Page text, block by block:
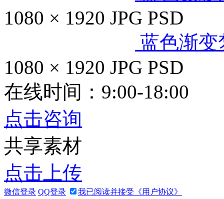
1080 × 1920 JPG PSD
蓝色渐变
1080 × 1920 JPG PSD
在线时间：9:00-18:00
点击咨询
共享素材
点击上传
微信登录 QQ登录 我已阅读并接受《用户协议》